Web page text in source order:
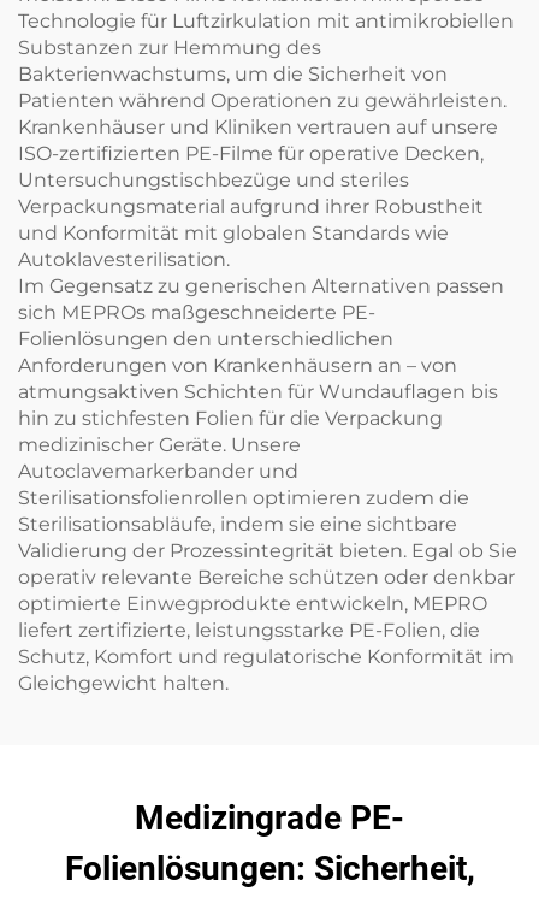
Technologie für Luftzirkulation mit antimikrobiellen
Substanzen zur Hemmung des
Bakterienwachstums, um die Sicherheit von
Patienten während Operationen zu gewährleisten.
Krankenhäuser und Kliniken vertrauen auf unsere
ISO-zertifizierten PE-Filme für operative Decken,
Untersuchungstischbezüge und steriles
Verpackungsmaterial aufgrund ihrer Robustheit
und Konformität mit globalen Standards wie
Autoklavesterilisation.
Im Gegensatz zu generischen Alternativen passen
sich MEPROs maßgeschneiderte PE-
Folienlösungen den unterschiedlichen
Anforderungen von Krankenhäusern an – von
atmungsaktiven Schichten für Wundauflagen bis
hin zu stichfesten Folien für die Verpackung
medizinischer Geräte. Unsere
Autoclavemarkerbander und
Sterilisationsfolienrollen optimieren zudem die
Sterilisationsabläufe, indem sie eine sichtbare
Validierung der Prozessintegrität bieten. Egal ob Sie
operativ relevante Bereiche schützen oder denkbar
optimierte Einwegprodukte entwickeln, MEPRO
liefert zertifizierte, leistungsstarke PE-Folien, die
Schutz, Komfort und regulatorische Konformität im
Gleichgewicht halten.
Medizingrade PE-
Folienlösungen: Sicherheit,